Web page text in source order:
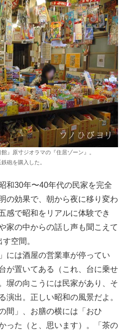
』原寸ジオラマの『住居ゾーン』。
砲を購入した。
和30年〜40年代の民家を完全
の効果で、朝から夜に移り変わ
感で昭和をリアルに体験でき
家の中からの話し声も聞こえて
空間。
には酒屋の営業車が停ってい
が置いてある（これ、台に乗せ
塀の向こうには民家があり、そ
演出。正しい昭和の風景だよ。
間」、お膳の横には「おひ
った（と、思います）。「茶の